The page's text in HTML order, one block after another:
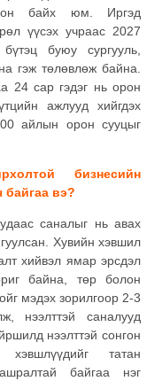
байх юм. Иргэд
үүсэх учраас 2027
буюу сургууль,
гэж төлөвлөж байна.
24 сар гэдэг нь орон
ажлууд хийгдэх
айлын орон сууцыг
бизнесийн
байгаа вэ?
саналыг нь авах
Хувийн хэвшил
хийвэл ямар эрсдэл
байна, төр болон
мэдэх зорилгоор 2-3
нээлттэй саналууд
нээлттэй сонгон
татан
байгаа нэг